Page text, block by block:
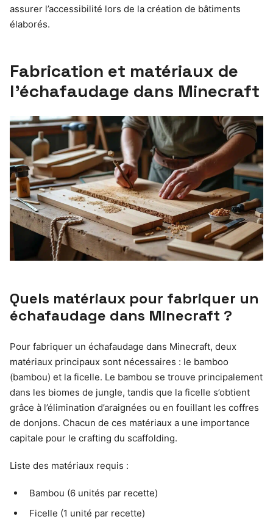
assurer l’accessibilité lors de la création de bâtiments
élaborés.
Fabrication et matériaux de
l’échafaudage dans Minecraft
Quels matériaux pour fabriquer un
échafaudage dans Minecraft ?
Pour fabriquer un échafaudage dans Minecraft, deux
matériaux principaux sont nécessaires : le bamboo
(bambou) et la ficelle. Le bambou se trouve principalement
dans les biomes de jungle, tandis que la ficelle s’obtient
grâce à l’élimination d’araignées ou en fouillant les coffres
de donjons. Chacun de ces matériaux a une importance
capitale pour le crafting du scaffolding.
Liste des matériaux requis :
Bambou (6 unités par recette)
Ficelle (1 unité par recette)